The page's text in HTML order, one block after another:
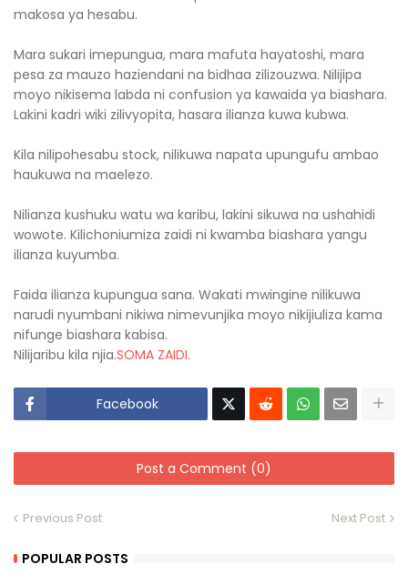
makosa ya hesabu.
Mara sukari imepungua, mara mafuta hayatoshi, mara
pesa za mauzo haziendani na bidhaa zilizouzwa. Nilijipa
moyo nikisema labda ni confusion ya kawaida ya biashara.
Lakini kadri wiki zilivyopita, hasara ilianza kuwa kubwa.
Kila nilipohesabu stock, nilikuwa napata upungufu ambao
haukuwa na maelezo.
Nilianza kushuku watu wa karibu, lakini sikuwa na ushahidi
wowote. Kilichoniumiza zaidi ni kwamba biashara yangu
ilianza kuyumba.
Faida ilianza kupungua sana. Wakati mwingine nilikuwa
narudi nyumbani nikiwa nimevunjika moyo nikijiuliza kama
nifunge biashara kabisa.
Nilijaribu kila njia.SOMA ZAIDI.
Facebook
Post a Comment (0)
Previous Post Next Post
POPULAR POSTS